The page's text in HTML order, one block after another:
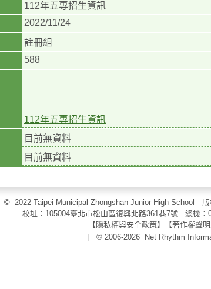
112年五專招生資訊
2022/11/24
註冊組
588
112年五專招生資訊
目前無資料
目前無資料
© 2022 Taipei Municipal Zhongshan Junior High School
校址：105004臺北市松山區復興北路361巷7號 總機：
【隱私權與安全政策】【著作權聲明
| © 2006-2026
Net Rhythm